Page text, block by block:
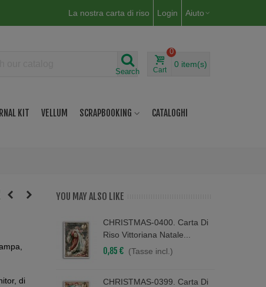
La nostra carta di riso Login Aiuto
Search Cart
0
0 item(s)
KIT VELLUM SCRAPBOOKING
CATALOGHI
di
YOU MAY ALSO LIKE
CHRISTMAS-0400. Carta Di
Riso Vittoriana Natale...
0,85 € (Tasse incl.)
CHRISTMAS-0399. Carta Di